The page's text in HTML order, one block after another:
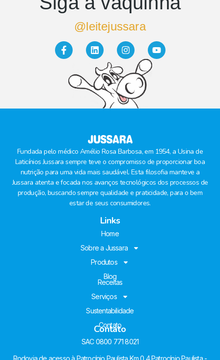
@leitejussara
Fundada pelo médico Amélio Rosa Barbosa, em 1954, a Usina de
Laticínios Jussara sempre teve o compromisso de proporcionar boa
nutrição para uma vida mais saudável. Esta filosofia manteve a
Jussara atenta e focada nos avanços tecnológicos dos processos de
produção, buscando sempre qualidade e praticidade, para o bem
estar de seus consumidores.
Links
Home
Sobre a Jussara
Produtos
Blog
Receitas
Serviços
Sustentabilidade
Contato
Contato
SAC 0800 771 8021